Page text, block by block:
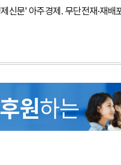
신문' 아주경제. 무단전재·재배